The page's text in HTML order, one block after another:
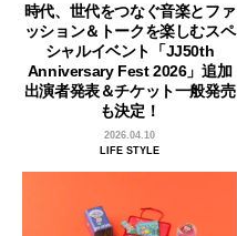
時代、世代をつなぐ音楽とファ
ッション＆トークを楽しむスペ
シャルイベント「JJ50th
Anniversary Fest 2026」追加
出演者発表＆チケット一般発売
も決定！
2026.04.10
LIFE STYLE